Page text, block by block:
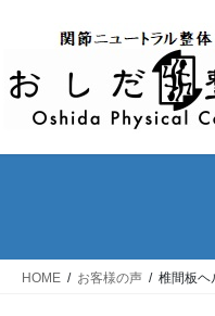
HOME お客様の声 椎間板ヘ